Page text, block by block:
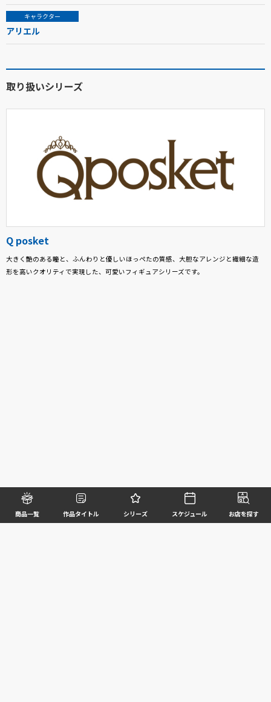
商品一覧 作品タイトル シリーズ スケジュール お店を探す
キャラクター
アリエル
取り扱いシリーズ
Q posket
大きく艶のある瞳と、ふんわりと優しいほっぺたの質感、大胆なアレンジと繊細な造
形を高いクオリティで実現した、可愛いフィギュアシリーズです。